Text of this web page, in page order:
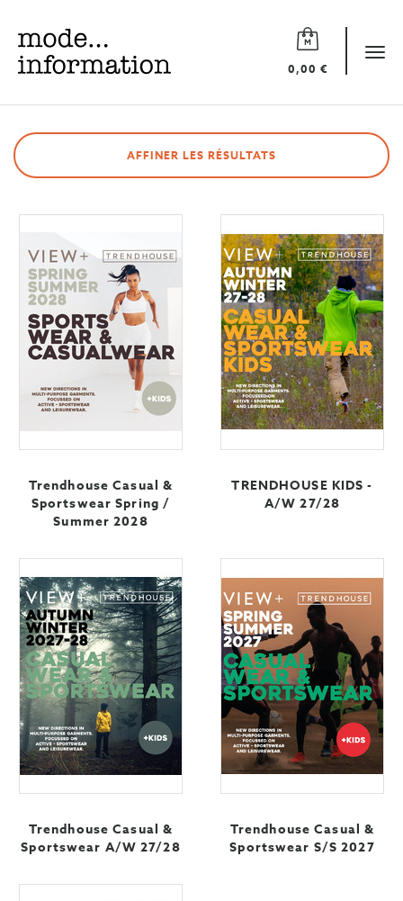
0,00 €
Mode
information
AFFINER LES RÉSULTATS
Trendhouse Casual &
Sportswear Spring /
Summer 2028
TRENDHOUSE KIDS -
A/W 27/28
Trendhouse Casual &
Sportswear A/W 27/28
Trendhouse Casual &
Sportswear S/S 2027